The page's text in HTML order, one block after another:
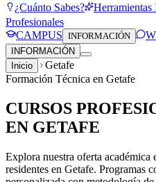
¿Cuánto Sabes?
Herramientas
Profesionales
CAMPUS INFORMACIÓN
INFORMACIÓN
Inicio
Getafe
Formación Técnica en Getafe
CURSOS
EN GETAFE
Explora nuestra oferta académica
residentes en Getafe. Programas